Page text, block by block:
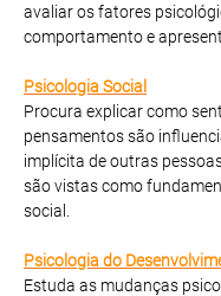
avaliar os fatores
comportamento e
Psicologia Social
Procura explicar como
pensamentos são
implícita de outras
são vistas como
social.
Psicologia do
Estuda as mudanças